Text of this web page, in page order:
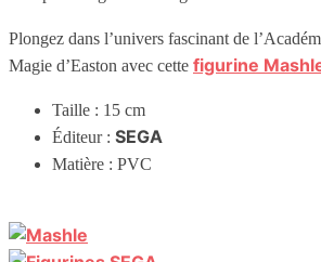
Plongez dans l’univers fascinant de
Magie d’Easton avec cette figurine
Taille : 15 cm
Éditeur : SEGA
Matière : PVC